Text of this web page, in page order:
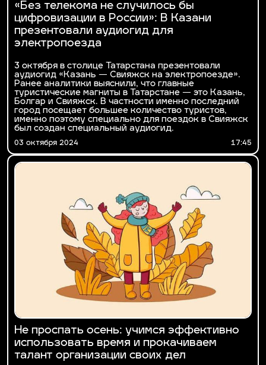
«Без телекома не случилось бы
цифровизации в России»: В Казани
презентовали аудиогид для
электропоезда
3 октября в столице Татарстана презентовали
аудиогид «Казань — Свияжск на электропоезде».
Ранее аналитики выяснили, что главные
туристические магниты в Татарстане — это Казань,
Болгар и Свияжск. В частности именно последний
город посещает большее количество туристов,
именно поэтому специально для поездок в Свияжск
был создан специальный аудиогид.
03 октября 2024 17:45
Не проспать осень: учимся эффективно
использовать время и прокачиваем
талант организации своих дел